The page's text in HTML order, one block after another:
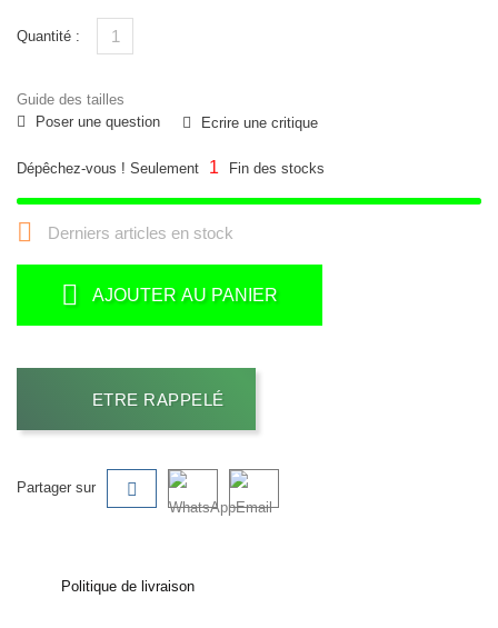
Quantité :
Guide des tailles
Poser une question
Ecrire une critique
Dépêchez-vous ! Seulement 1 Fin des stocks
 Derniers articles en stock
AJOUTER AU PANIER
ETRE RAPPELÉ
Partager sur
Politique de livraison